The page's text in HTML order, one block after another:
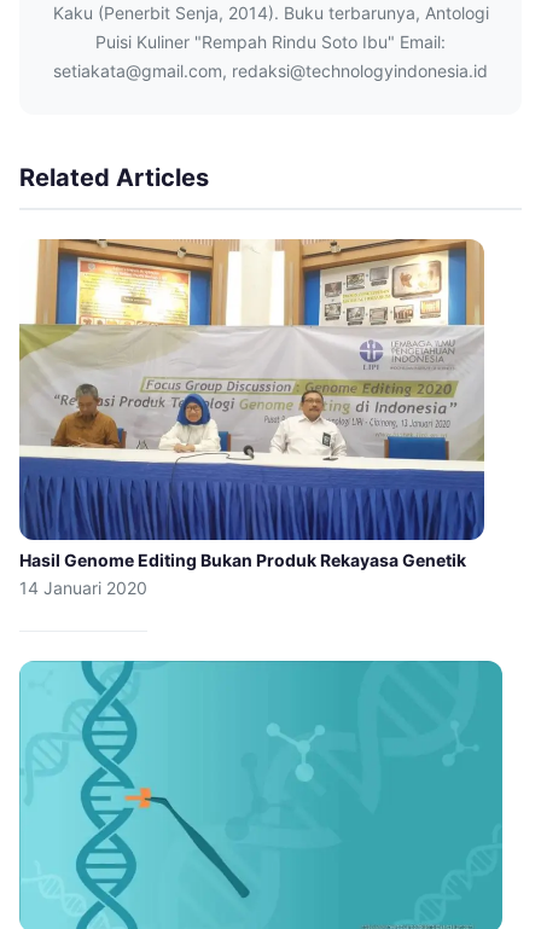
Kaku (Penerbit Senja, 2014). Buku terbarunya, Antologi
Puisi Kuliner "Rempah Rindu Soto Ibu" Email:
setiakata@gmail.com, redaksi@technologyindonesia.id
Related Articles
Hasil Genome Editing Bukan Produk Rekayasa Genetik
14 Januari 2020